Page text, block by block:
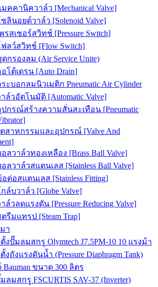
มคคานิควาล์ว [Mechanical Valve]
ลินอยด์วาล์ว [Solenoid Valve]
รสเชอร์สวิทช์ [Pressure Switch]
ลว์สวิทช์ [Flow Switch]
ดกรองลม (Air Service Unite)
อโต้เดรน [Auto Drain]
ระบอกลมนิวเมติก Pneumatic Air Cylinder
าล์วอัตโนมัติ [Automatic Valve]
ปกรณ์สร้างความสั่นสะเทือน [Pneumatic
สาหกรรมและอุปกรณ์ [Valve And
ลวาล์วทองเหลือง [Brass Ball Valve]
ลวาล์วสแตนเลส [Stainless Ball Valve]
ต่อสแตนเลส [Stainless Fitting]
ล์บวาล์ว [Globe Valve]
ล์วลดแรงดัน [Pressure Reducing Valve]
ตรีมแทรป [Steam Trap]
า
งปั๊มลมสกรู Olymtech J7.5PM-10 10 แรงม้า
งถังแรงดันน้ำ (Pressure Diaphragm Tank)
ขนาด 300 ลิตร
ลมสกรู FSCURTIS SAV-37 (Inverter)